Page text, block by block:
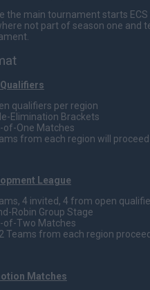
the main tournament starts
not part of season one and
qualifiers per region
Elimination Brackets
of-One Matches
from each region will
League
4 invited, 4 from open
Robin Group Stage
of-Two Matches
Teams from each region
Matches